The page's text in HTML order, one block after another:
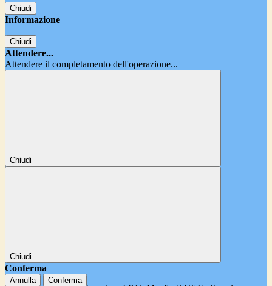
Chiudi
Informazione
Chiudi
Attendere...
Attendere il completamento dell'operazione...
Chiudi
Chiudi
Conferma
Annulla Conferma